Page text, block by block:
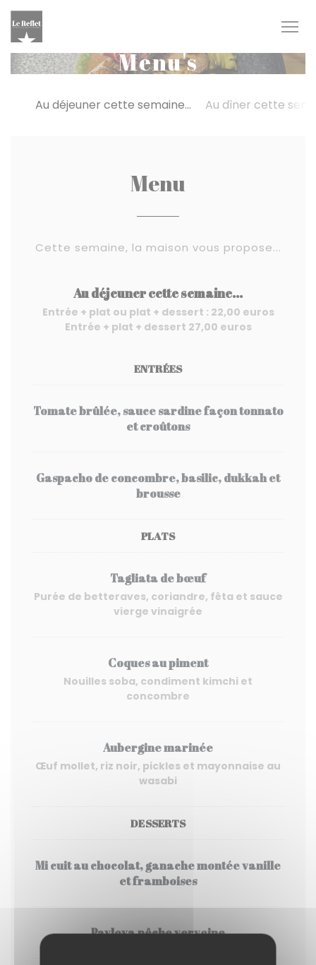
Cookies beheer paneel
Menu's
Au déjeuner cette semaine... Au dîner cette
Menu
Cette semaine, la maison vous propose...
Au déjeuner cette semaine...
Entrée + plat ou plat + dessert : 22,00 euros
Entrée + plat + dessert 27,00 euros
ENTRÉES
Tomate brûlée, sauce sardine façon tonnato
et croûtons
Gaspacho de concombre, basilic, dukkah et
brousse
PLATS
Tagliata de bœuf
Purée de betteraves, coriandre, fêta et sauce
vierge vinaigrée
Coques au piment
Nouilles soba, condiment kimchi et
concombre
Aubergine marinée
Œuf mollet, riz noir, pickles et mayonnaise au
wasabi
DESSERTS
Mi cuit au chocolat, ganache montée vanille
et framboises
Pavlova pêche verveine